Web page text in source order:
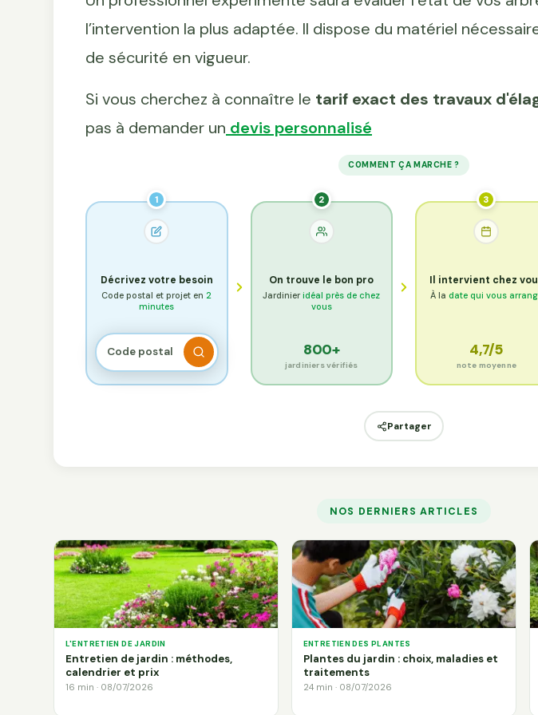
l’intervention la plus adaptée. Il dispose du matériel
de sécurité en vigueur.
Si vous cherchez à connaître le tarif exact des travaux
pas à demander un devis personnalisé
COMMENT ÇA MARCHE ?
1
Décrivez votre besoin
Code postal et projet en2
minutes
2
On trouve le bon pro
Jardinieridéal près de chez
vous
800+
jardiniers vérifiés
3
Il intervient chez
À la date qui vous
4,7/5
note moyenne
Partager
NOS DERNIERS ARTICLES
L'ENTRETIEN DE JARDIN
Entretien de jardin : méthodes,
calendrier et prix
16 min · 08/07/2026
ENTRETIEN DES PLANTES
Plantes du jardin : choix, maladies et
traitements
24 min · 08/07/2026